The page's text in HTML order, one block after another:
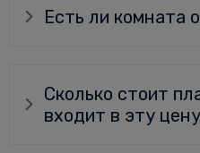
Есть ли комната
Сколько стоит
входит в эту